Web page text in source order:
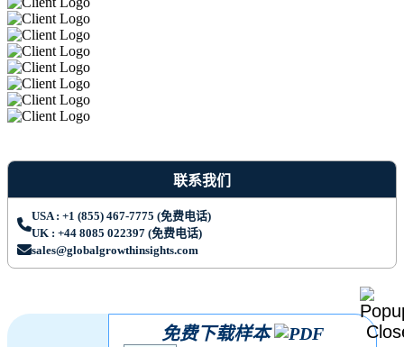
联系我们
USA : +1 (855) 467-7775 (免费电话)
UK : +44 8085 022397 (免费电话)
sales@globalgrowthinsights.com
免费下载样本